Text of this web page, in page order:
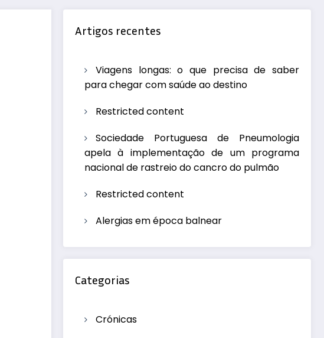
Artigos recentes
Viagens longas: o que precisa de saber
para chegar com saúde ao destino
Restricted content
Sociedade Portuguesa de Pneumologia
apela à implementação de um programa
nacional de rastreio do cancro do pulmão
Restricted content
Alergias em época balnear
Categorias
Crónicas